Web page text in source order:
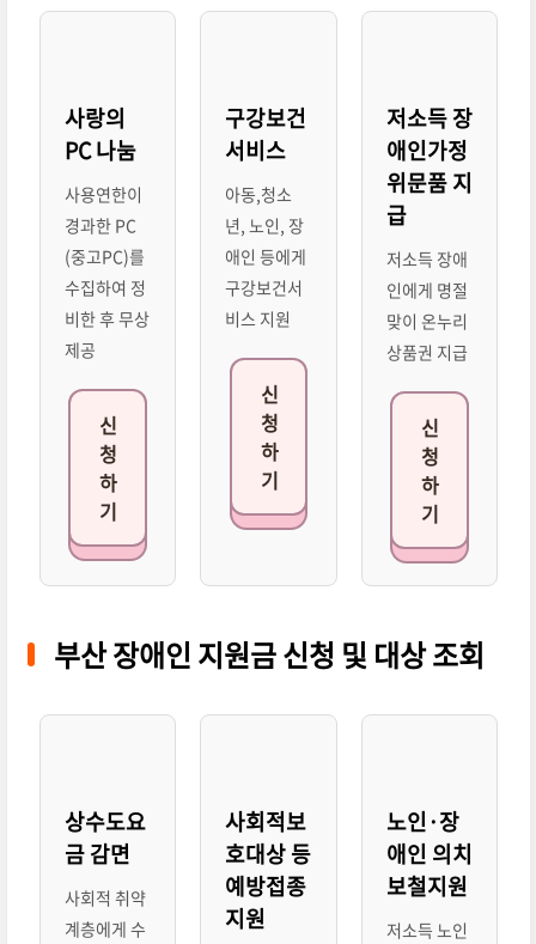
사랑의
PC 나눔
사용연한이
경과한 PC
(중고PC)를
수집하여 정
비한 후 무상
제공
신
청
하
기
구강보건
서비스
아동,청소
년, 노인, 장
애인 등에게
구강보건서
비스 지원
신
청
하
기
저소득 장
애인가정
위문품 지
급
저소득 장애
인에게 명절
맞이 온누리
상품권 지급
신
청
하
기
부산 장애인 지원금 신청 및 대상 조회
상수도요
금 감면
사회적 취약
계층에게 수
사회적보
호대상 등
예방접종
지원
노인·장
애인 의치
보철지원
저소득 노인